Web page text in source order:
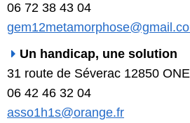
06 72 38 43 04
Un handicap, une solution
31 route de Séverac 12850
06 42 46 32 04
asso1h1s@orange.fr